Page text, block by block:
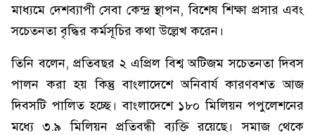
মাধ্যমে দেশব্যাপী সেবা কেন্দ্র স্থাপন, বিশেষ শিক্ষা প্রসার এবং
সচেতনতা বৃদ্ধির কর্মসূচির কথা উল্লেখ করেন।
তিনি বলেন, প্রতিবছর ২ এপ্রিল বিশ্ব অটিজম সচেতনতা দিবস
পালন করা হয় কিন্তু বাংলাদেশে অনিবার্য কারণবশত আজ
দিবসটি পালিত হচ্ছে। বাংলাদেশে ১৮০ মিলিয়ন পপুলেশনের
মধ্যে ৩.৯ মিলিয়ন প্রতিবন্ধী ব্যক্তি রয়েছে। সমাজ থেকে